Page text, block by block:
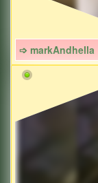
➩ markAndhella